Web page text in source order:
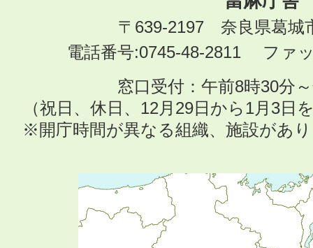
〒639-2197 奈良県葛城
電話番号:0745-48-2811 ファ
窓口受付：午前8時30分
（祝日、休日、12月29日から1月3日
※開庁時間が異なる組織、施設があ